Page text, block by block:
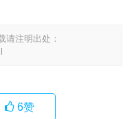
请注明出处：
6赞